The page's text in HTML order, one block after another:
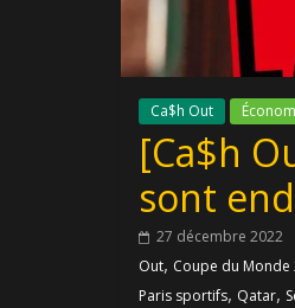
Ca$h Out
[Ca$h
sont
27 décembre 2022
Out, Coupe du Monde
Paris sportifs, Qatar,